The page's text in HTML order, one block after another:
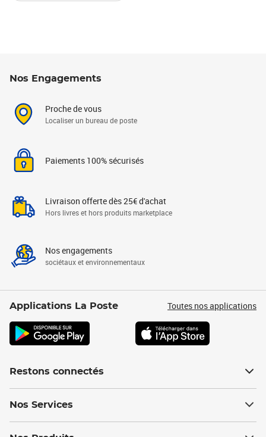
Nos Engagements
Proche de vous
Localiser un bureau de poste
Paiements 100% sécurisés
Livraison offerte dès 25€ d'achat
Hors livres et hors produits marketplace
Nos engagements
sociétaux et environnementaux
Applications La Poste Toutes nos applications
Restons connectés
Nos Services